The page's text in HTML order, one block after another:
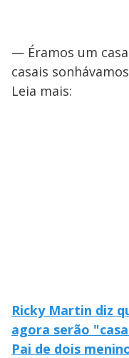
— Éramos um
casais
Leia mais:
Ricky Martin diz
agora serão
Pai de dois